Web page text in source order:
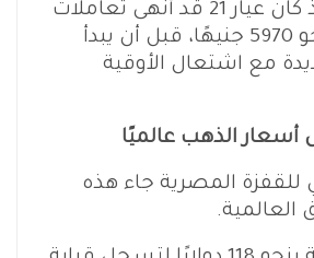
حركة الأسعار؛ إذ كان عيار 21 قد أنهى تعاملات
الخميس عند نحو 5970 جنيهًا، قبل أن يبدأ
مع اشتعال الأوقية
للقفزة المصرية جاء هذه
العالمية.